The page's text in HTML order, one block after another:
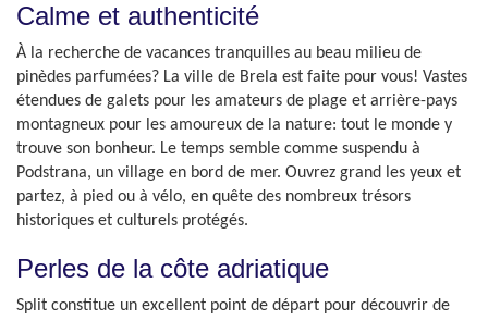
Calme et authenticité
À la recherche de vacances tranquilles au beau milieu de
pinèdes parfumées? La ville de Brela est faite pour vous! Vastes
étendues de galets pour les amateurs de plage et arrière-pays
montagneux pour les amoureux de la nature: tout le monde y
trouve son bonheur. Le temps semble comme suspendu à
Podstrana, un village en bord de mer. Ouvrez grand les yeux et
partez, à pied ou à vélo, en quête des nombreux trésors
historiques et culturels protégés.
Perles de la côte adriatique
Split constitue un excellent point de départ pour découvrir de